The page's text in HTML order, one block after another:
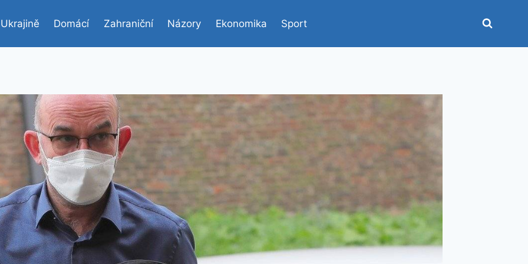
Domácí Zahraniční Názory Ekonomika Sport